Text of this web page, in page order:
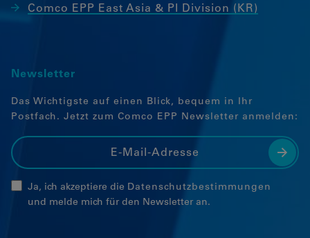
Comco EPP East Asia & PI Division (KR)
Newsletter
Das Wichtigste auf einen Blick, bequem in Ihr
Postfach. Jetzt zum Comco EPP Newsletter anmelden:
Ja, ich akzeptiere die Datenschutzbestimmungen
und melde mich für den Newsletter an.